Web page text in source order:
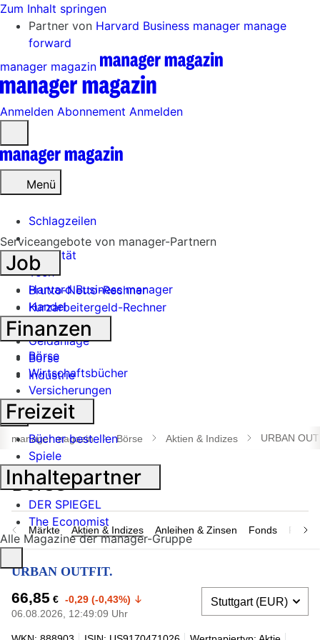
Zum Inhalt springen
Partner von Harvard Business manager manage
forward
manager magazin
Anmelden Abonnement Anmelden
öffnen
Menü
Schlagzeilen
Mobilität
Tech
Harvard Business manager
Handel
Banken
Geldanlage
Börse
Industrie
Suche
öffnen
manager magazin Börse Aktien & Indizes URBAN
Märkte Aktien & Indizes Anleihen & Zinsen Fonds
URBAN OUTFIT.
66,85 € -0,29 (-0,43%)
06.08.2026, 12:49:09 Uhr
Serviceangebote von manager-Partnern
Job
Brutto-Netto-Rechner
Kurzarbeitergeld-Rechner
Finanzen
Börse
Wirtschaftsbücher
Versicherungen
Freizeit
Bücher bestellen
Spiele
Inhaltepartner
DER SPIEGEL
The Economist
Alle Magazine der manager-Gruppe